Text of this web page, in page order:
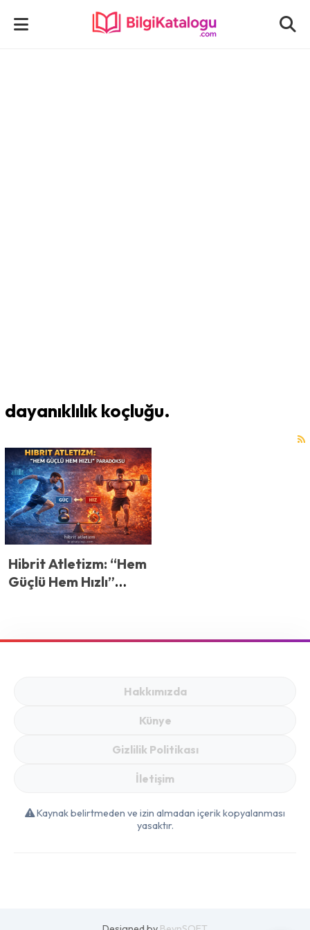
dayanıklılık koçluğu.
Hibrit Atletizm: “Hem
Güçlü Hem Hızlı”
Hakkımızda
Künye
Gizlilik Politikası
İletişim
Kaynak belirtmeden ve izin almadan içerik kopyalanması
yasaktır.